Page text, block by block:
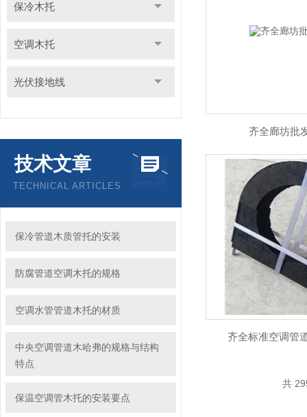
保冷木托
空调木托
光伏接地线
技术文章
TECHNICAL ARTICLES
保冷管道木质管托的安装
防腐管道空调木托的规格
空调水管管道木托的材质
中央空调管道木哈弗的规格与结构
特点
保温空调管木托的安装要点
齐全廊坊批
齐全标准空调管
共